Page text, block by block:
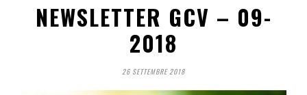
NEWSLETTER GCV – 09-
2018
26 SETTEMBRE 2018